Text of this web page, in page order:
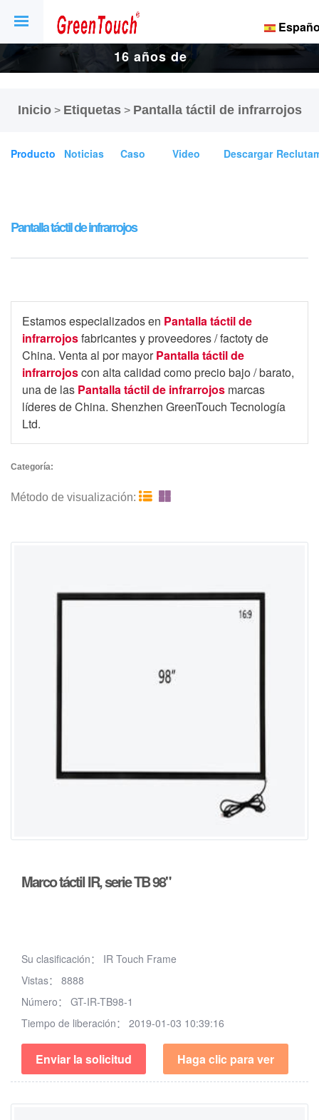
16 años de
pantallas
Inicio> Etiquetas> Pantalla táctil de infrarrojos
Producto Noticias Caso Video Descargar
Pantalla táctil de infrarrojos
Estamos especializados en Pantalla táctil de
infrarrojosfabricantes y proveedores / factoty de
China. Venta al por mayorPantalla táctil de
infrarrojoscon alta calidad como precio bajo / barato,
una de las Pantalla táctil de infrarrojos marcas
líderes de China. Shenzhen GreenTouch Tecnología
Ltd.
Categoría:
Método de visualización:  
Marco táctil IR, serie TB 98"
Su clasificación： IR Touch Frame
Vistas： 8888
Número： GT-IR-TB98-1
Tiempo de liberación： 2019-01-03 10:39:16
Enviar la solicitud Haga clic para ver